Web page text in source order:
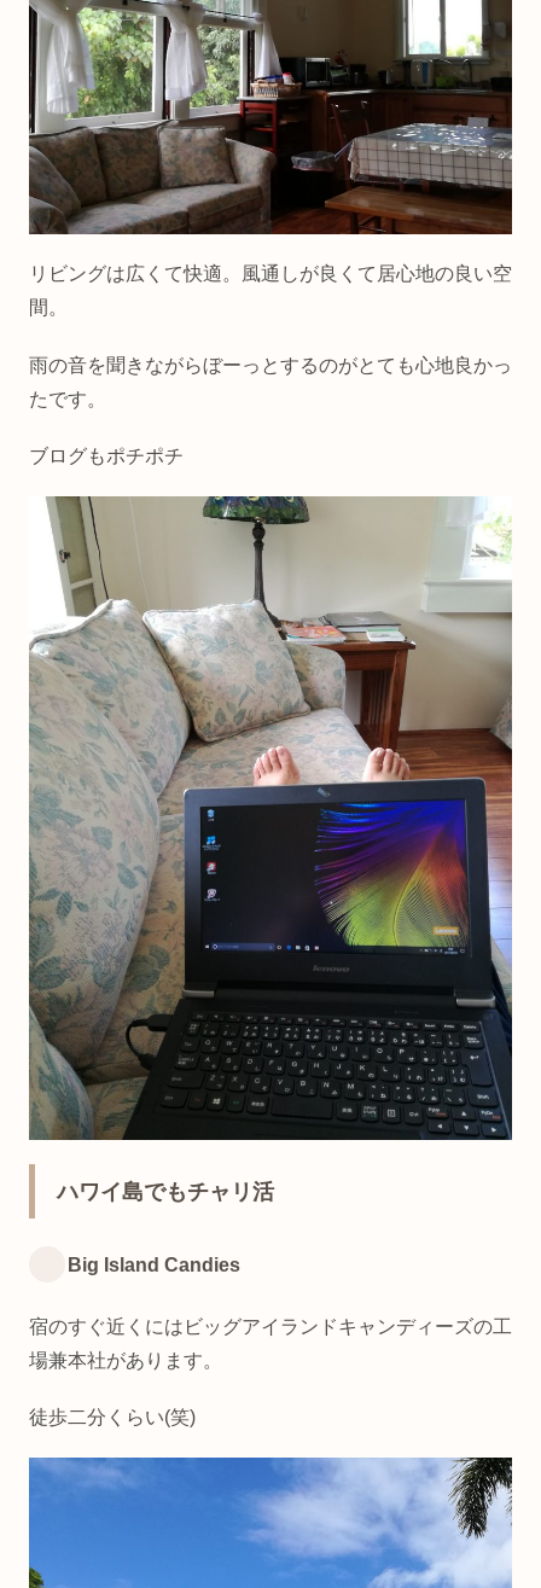
リビングは広くて快適。風通しが良くて居心地の良い空
間。
雨の音を聞きながらぼーっとするのがとても心地良かっ
たです。
ブログもポチポチ
ハワイ島でもチャリ活
Big Island Candies
宿のすぐ近くにはビッグアイランドキャンディーズの工
場兼本社があります。
徒歩二分くらい(笑)